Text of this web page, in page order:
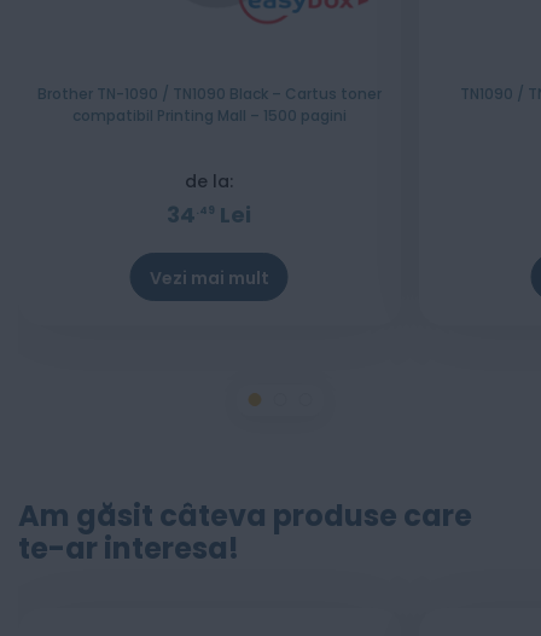
Brother TN-1090 / TN1090 Black – Cartus toner
compatibil Printing Mall – 1500 pagini
de la:
34 49 Lei
Vezi mai mult
TN1090 /
Am găsit câteva produse care
te-ar interesa!